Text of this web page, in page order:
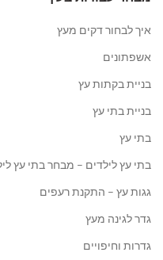
איך לבחור דקים מעץ
אשפתונים
בניית בקתות עץ
בניית בתי עץ
בתי עץ
בתי עץ לילדים – מבחר בתי עץ
גגות עץ – התקנת רעפים
גדר לגינה מעץ
גדרות וחיפויים